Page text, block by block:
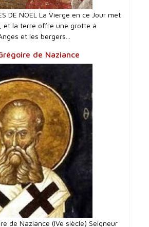
DE NOEL La Vierge en ce Jour met
et la terre offre une grotte à
et les bergers...
de Naziance
de Naziance (IVe siècle) Seigneur